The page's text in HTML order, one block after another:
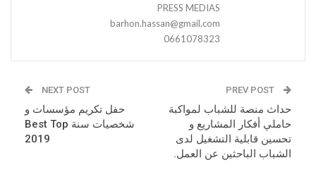
PRESS MEDIAS
barhon.hassan@gmail.com
0661078323
حداث منصة للشباب لمواكبة
حاملي أفكار المشاريع و
تحسين قابلية التشغيل لدى
الشباب الباحثين عن العمل.
NEXT POST
حفل تكريم مؤسسات و
شخصيات سنة Best Top
2019